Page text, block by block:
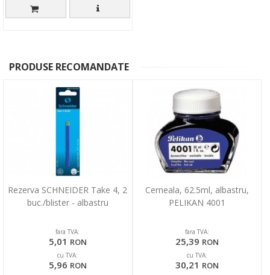
PRODUSE RECOMANDATE
Rezerva SCHNEIDER Take 4, 2
buc./blister - albastru
fara TVA:
5,01 RON
cu TVA:
5,96 RON
Cerneala, 62.5ml, albastru,
PELIKAN 4001
fara TVA:
25,39 RON
cu TVA:
30,21 RON